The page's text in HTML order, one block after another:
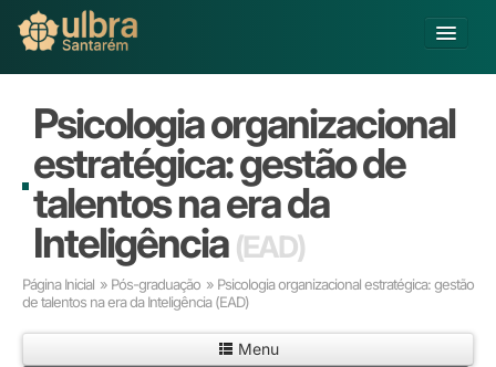
Buscar
Já sou Aluno
Matricule-se
Ensino Básico
Graduação
Psicologia organizacional
estratégica: gestão de
talentos na era da
Inteligência (EAD)
Página Inicial » Pós-graduação » Psicologia organizacional estratégica: gestão
de talentos na era da Inteligência(EAD)
Menu